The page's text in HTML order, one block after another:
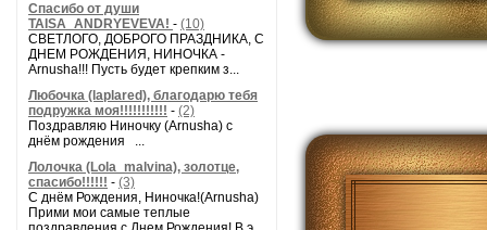
Спасибо от души
TAISA_ANDRYEVEVA! - (10)
СВЕТЛОГО, ДОБРОГО ПРАЗДНИКА, С
ДНЕМ РОЖДЕНИЯ, НИНОЧКА -
Arnusha!!! Пусть будет крепким з...
Любочка (laplared), благодарю тебя
подружка моя!!!!!!!!!!! - (2)
Поздравляю Ниночку (Arnusha) с
днём рождения ...
Лолочка (Lola_malvina), золотце,
спасибо!!!!!! - (3)
С днём Рождения, Ниночка!(Аrnusha)
Прими мои самые теплые